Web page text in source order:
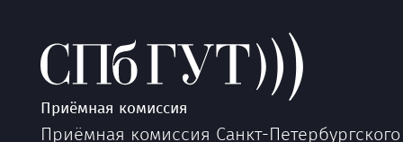
Приёмная комиссия
Приёмная комиссия Санкт-Петербургского